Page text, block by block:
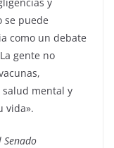
se puede
como un debate
gente no
salud mental y
vida».